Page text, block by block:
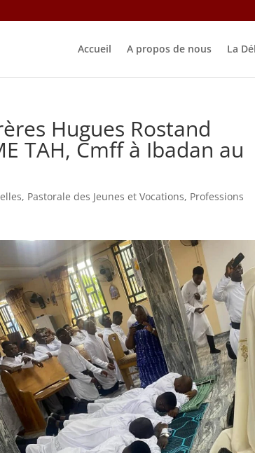
Accueil A propos de nous La
Hugues Rostand
TAH, Cmff à Ibadan au
, Pastorale des Jeunes et Vocations, Professions